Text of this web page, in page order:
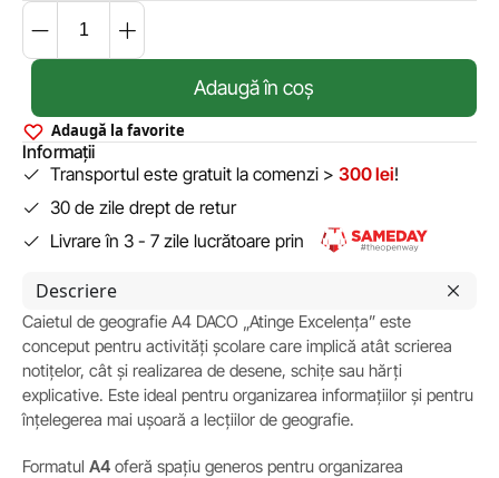
Adaugă în coș
Adaugă la favorite
Informații
Transportul este gratuit la comenzi > 300 lei!
30 de zile drept de retur
Livrare în 3 - 7 zile lucrătoare prin
Descriere
Caietul de geografie A4 DACO „Atinge Excelența” este
conceput pentru activități școlare care implică atât scrierea
notițelor, cât și realizarea de desene, schițe sau hărți
explicative. Este ideal pentru organizarea informațiilor și pentru
înțelegerea mai ușoară a lecțiilor de geografie.
Formatul A4 oferă spațiu generos pentru organizarea